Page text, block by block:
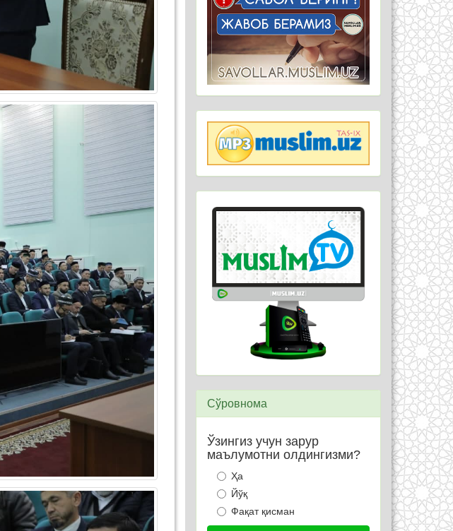
Сўровнома
Ўзингиз учун зарур
маълумотни олдингизми?
Ҳа
Йўқ
Фақат қисман